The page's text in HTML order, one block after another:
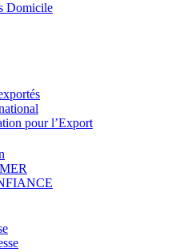
Domicile
pour l’Export